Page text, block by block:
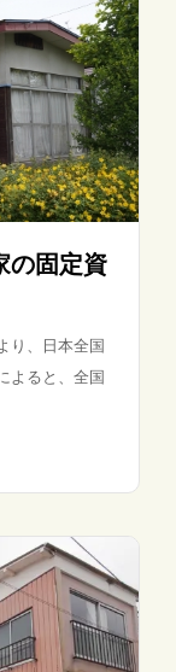
の固定資
り、日本全国
よると、全国